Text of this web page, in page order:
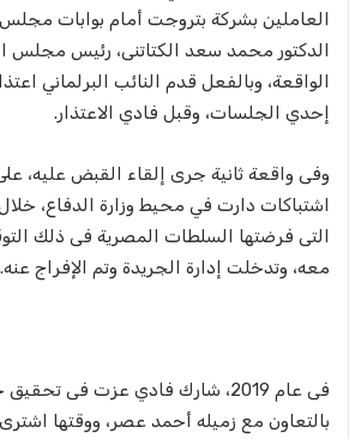
العاملين بشركة بتروجت أمام بوابات مجلس
الدكتور محمد سعد الكتاتنى، رئيس مجلس
الواقعة، وبالفعل قدم النائب البرلماني
إحدي الجلسات، وقبل فادي الاعتذار.
وفى واقعة ثانية جرى إلقاء القبض عليه،
اشتباكات دارت في محيط وزارة الدفاع،
التى فرضتها السلطات المصرية فى ذلك
معه، وتدخلت إدارة الجريدة وتم الإفراج عنه.
فى عام 2019، شارك فادي عزت فى
بالتعاون مع زميله أحمد عصر، ووقتها